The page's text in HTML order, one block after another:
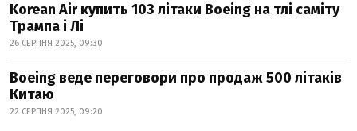
Korean Air купить 103 літаки Boeing на тлі саміту
Трампа і Лі
26 СЕРПНЯ 2025, 09:30
Boeing веде переговори про продаж 500 літаків
Китаю
22 СЕРПНЯ 2025, 09:20